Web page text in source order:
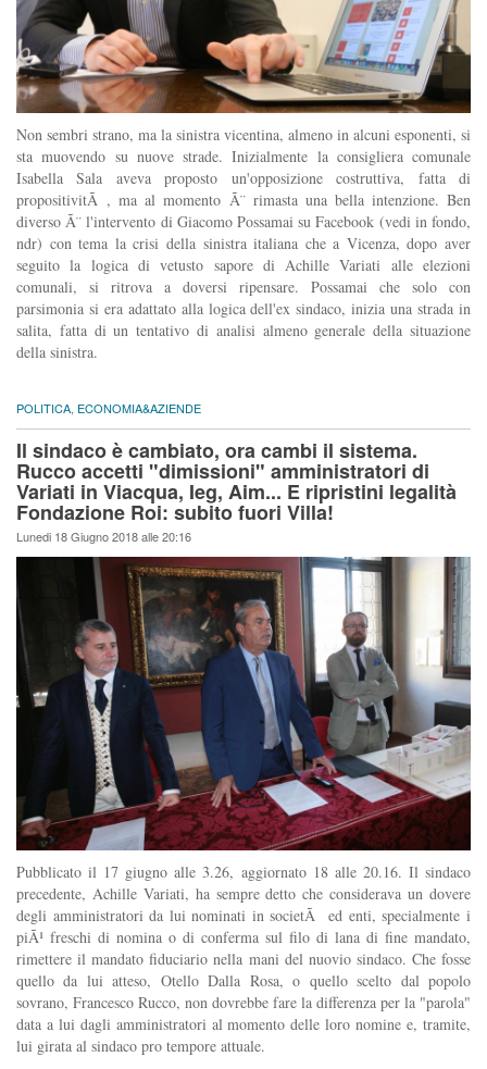
Non sembri strano, ma la sinistra vicentina, almeno in alcuni esponenti, si
sta muovendo su nuove strade. Inizialmente la consigliera comunale
Isabella Sala aveva proposto un'opposizione costruttiva, fatta di
propositivitÃ , ma al momento Ã¨ rimasta una bella intenzione. Ben
diverso Ã¨ l'intervento di Giacomo Possamai su Facebook (vedi in fondo,
ndr) con tema la crisi della sinistra italiana che a Vicenza, dopo aver
seguito la logica di vetusto sapore di Achille Variati alle elezioni
comunali, si ritrova a doversi ripensare. Possamai che solo con
parsimonia si era adattato alla logica dell'ex sindaco, inizia una strada in
salita, fatta di un tentativo di analisi almeno generale della situazione
della sinistra.
POLITICA ECONOMIA&AZIENDE
Il sindaco è cambiato, ora cambi il sistema.
Rucco accetti "dimissioni" amministratori di
Variati in Viacqua, Ieg, Aim... E ripristini legalità
Fondazione Roi: subito fuori Villa!
Lunedi 18 Giugno 2018 alle 20:16
Pubblicato il 17 giugno alle 3.26, aggiornato 18 alle 20.16. Il sindaco
precedente, Achille Variati, ha sempre detto che considerava un dovere
degli amministratori da lui nominati in societÃ ed enti, specialmente i
piÃ¹ freschi di nomina o di conferma sul filo di lana di fine mandato,
rimettere il mandato fiduciario nella mani del nuovio sindaco. Che fosse
quello da lui atteso, Otello Dalla Rosa, o quello scelto dal popolo
sovrano, Francesco Rucco, non dovrebbe fare la differenza per la "parola"
data a lui dagli amministratori al momento delle loro nomine e, tramite,
lui girata al sindaco pro tempore attuale.